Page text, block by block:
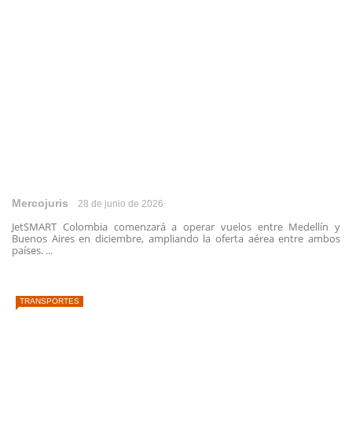
Mercojuris 28 de junio de 2026
JetSMART Colombia comenzará a operar vuelos entre Medellín y
Buenos Aires en diciembre, ampliando la oferta aérea entre ambos
países. ...
TRANSPORTES